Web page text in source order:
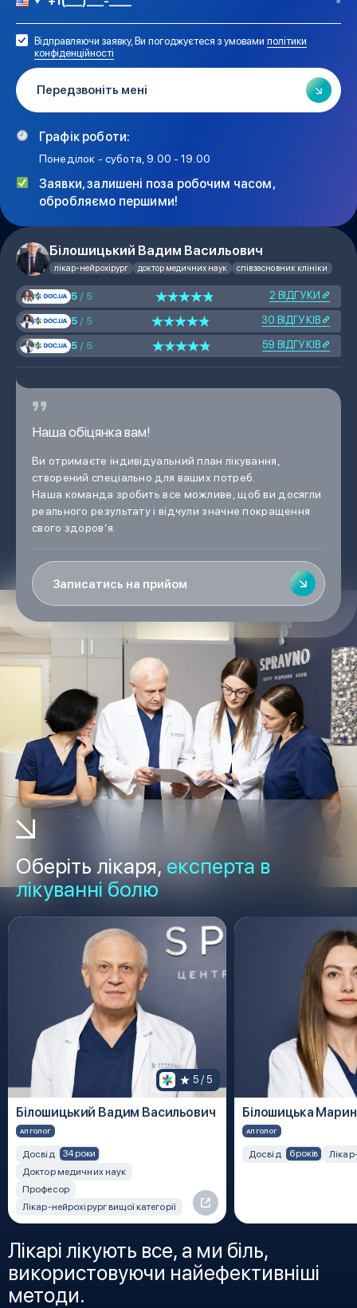
Відправляючи заявку, Ви погоджуєтеся з умовами політики
конфіденційності
Графік роботи:
Понеділок - субота, 9.00 - 19.00
Заявки, залишені поза робочим часом,
обробляємо першими!
Білошицький Вадим Васильович
лікар-нейрохірург доктор медичних наук співзасновник клініки
5/ 5 2 ВІДГУКИ
5/ 5 30 ВІДГУКІВ
5/ 5 59 ВІДГУКІВ
Наша обіцянка вам!
Ви отримаєте індивідуальний план лікування,
створений спеціально для ваших потреб.
Наша команда зробить все можливе, щоб ви досягли
реального результату і відчули значне покращення
свого здоров’я.
Записатись на прийом
Оберіть лікаря, експерта в
лікуванні болю
5 / 5
Білошицький Вадим Васильович
АЛГОЛОГ
Досвід
34 роки
Доктор медичних наук
Професор
Лікар-нейрохірург вищої категорії
Білошицька
АЛГОЛОГ
Досвід 6 років
Лікарі лікують все, а ми біль,
використовуючи найефективніші
методи.